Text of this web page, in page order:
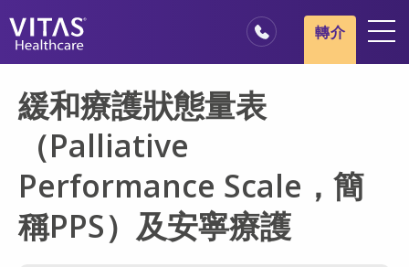
安寧療護基本概述
我們的服務
醫療服務專業人員
家庭與照顧者
轉介
緩和療護狀態量表
（Palliative
Performance Scale，簡
稱PPS）及安寧療護